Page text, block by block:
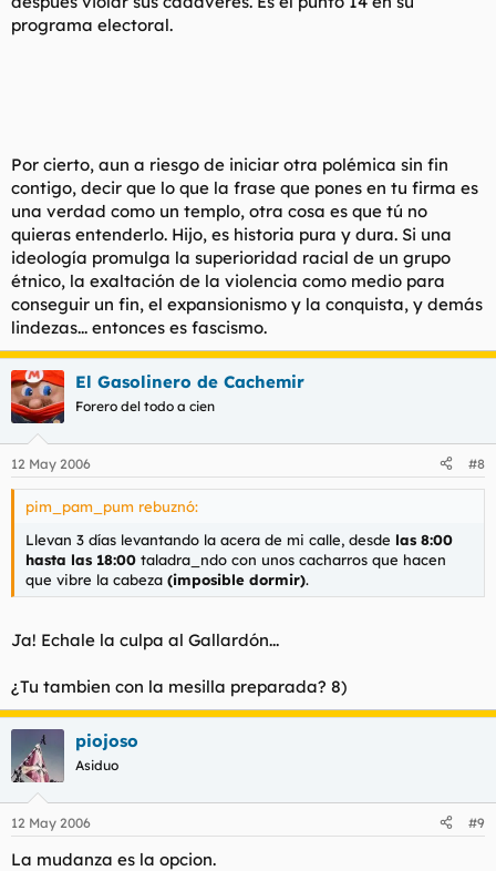
programa electoral.
Por cierto, aun a riesgo de iniciar otra polémica sin fin
contigo, decir que lo que la frase que pones en tu firma es
una verdad como un templo, otra cosa es que tú no
quieras entenderlo. Hijo, es historia pura y dura. Si una
ideología promulga la superioridad racial de un grupo
étnico, la exaltación de la violencia como medio para
conseguir un fin, el expansionismo y la conquista, y demás
lindezas... entonces es fascismo.
El Gasolinero de Cachemir
Forero del todo a cien
12 May 2006 #8
pim_pam_pum rebuznó:
Llevan 3 días levantando la acera de mi calle, desde las 8:00
hasta las 18:00 taladra_ndo con unos cacharros que hacen
que vibre la cabeza (imposible dormir).
Ja! Echale la culpa al Gallardón...
¿Tu tambien con la mesilla preparada? 8)
piojoso
Asiduo
12 May 2006 #9
La mudanza es la opcion.